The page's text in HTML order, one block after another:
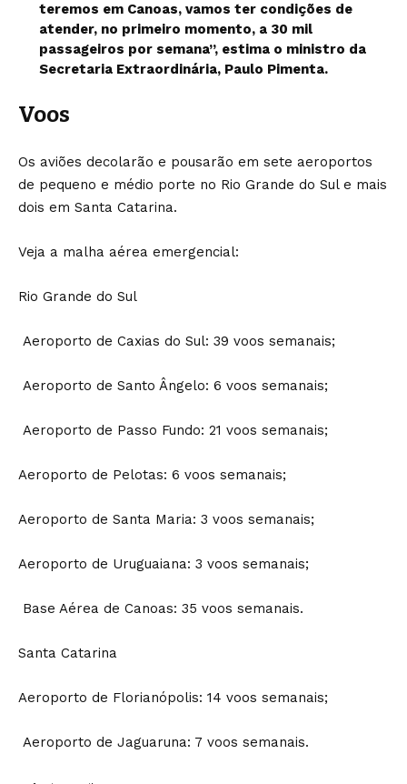
teremos em Canoas, vamos ter condições de
atender, no primeiro momento, a 30 mil
passageiros por semana”, estima o ministro da
Secretaria Extraordinária, Paulo Pimenta.
Voos
Os aviões decolarão e pousarão em sete aeroportos
de pequeno e médio porte no Rio Grande do Sul e mais
dois em Santa Catarina.
Veja a malha aérea emergencial:
Rio Grande do Sul
Aeroporto de Caxias do Sul: 39 voos semanais;
Aeroporto de Santo Ângelo: 6 voos semanais;
Aeroporto de Passo Fundo: 21 voos semanais;
Aeroporto de Pelotas: 6 voos semanais;
Aeroporto de Santa Maria: 3 voos semanais;
Aeroporto de Uruguaiana: 3 voos semanais;
Base Aérea de Canoas: 35 voos semanais.
Santa Catarina
Aeroporto de Florianópolis: 14 voos semanais;
Aeroporto de Jaguaruna: 7 voos semanais.